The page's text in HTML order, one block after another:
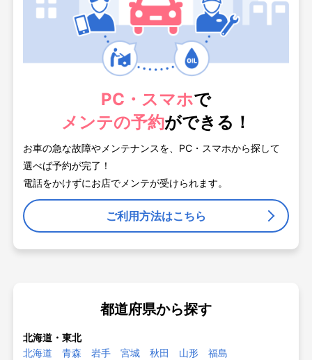
PC・スマホで
メンテの予約ができる！
お車の急な故障やメンテナンスを、PC・スマホから探して
選べば予約が完了！
電話をかけずにお店でメンテが受けられます。
ご利用方法はこちら
都道府県から探す
北海道・東北
北海道
青森 岩手 宮城 秋田 山形 福島